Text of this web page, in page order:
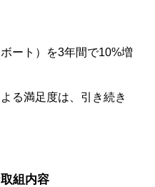
ト）を3年間で10%増
満足度は、引き続き
組内容